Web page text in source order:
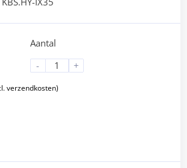
Aantal
-
+